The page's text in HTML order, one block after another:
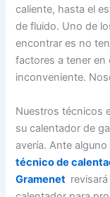
caliente, hasta el
de fluido. Uno de
encontrar es no
factores a tener en
inconveniente.
Nuestros técnicos
su calentador de
avería. Ante
técnico de
Gramenet